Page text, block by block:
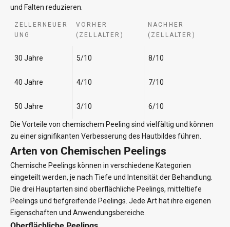
und Falten reduzieren.
ZELLERNEUER
UNG
VORHER
(ZELLALTER)
NACHHER
(ZELLALTER)
30 Jahre 5/10 8/10
40 Jahre 4/10 7/10
50 Jahre 3/10 6/10
Die Vorteile von chemischem Peeling sind vielfältig und können
zu einer signifikanten Verbesserung des Hautbildes führen.
Arten von Chemischen Peelings
Chemische Peelings können in verschiedene Kategorien
eingeteilt werden, je nach Tiefe und Intensität der Behandlung.
Die drei Hauptarten sind oberflächliche Peelings, mitteltiefe
Peelings und tiefgreifende Peelings. Jede Art hat ihre eigenen
Eigenschaften und Anwendungsbereiche.